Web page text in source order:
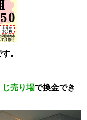
。
じ売り場で換金でき